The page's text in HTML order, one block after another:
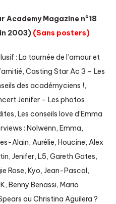
Academy Magazine n°18
2003) (Sans posters)
: La tournée de l’amour et
Casting Star Ac 3 – Les
des académyciens !,
Jenifer – Les photos
Les conseils love d’Emma
: Nolwenn, Emma,
Alain, Aurélie, Houcine, Alex
Jenifer, L5, Gareth Gates,
Rose, Kyo, Jean-Pascal,
Benny Benassi, Mario
ou Christina Aguilera ?